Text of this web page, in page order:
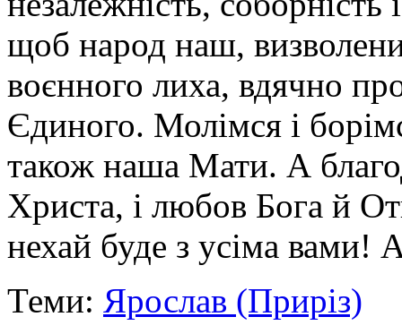
щоб народ наш,
воєнного лиха, вдячно
Єдиного. Молімся і
також наша Мати. А
Христа, і любов Бога й
нехай буде з усіма вами!
Теми: Ярослав (Приріз)